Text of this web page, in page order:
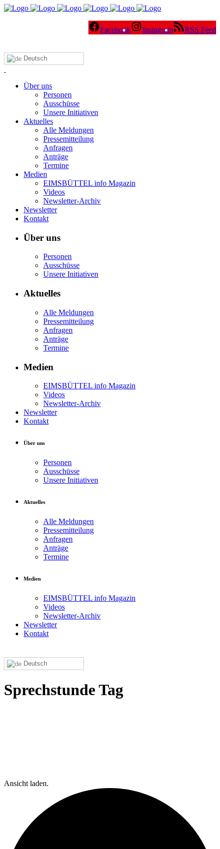
Facebook Instagram RSS Feed
Deutsch
Über uns
Personen
Ausschüsse
Unsere Initiativen
Aktuelles
Alle Meldungen
Pressemitteilung
Anfragen
Anträge
Termine
Medien
EIMSBÜTTEL info Magazin
Videos
Newsletter-Archiv
Newsletter
Kontakt
Über uns
Personen
Ausschüsse
Unsere Initiativen
Aktuelles
Alle Meldungen
Pressemitteilung
Anfragen
Anträge
Termine
Medien
EIMSBÜTTEL info Magazin
Videos
Newsletter-Archiv
Newsletter
Kontakt
Über uns
Personen
Ausschüsse
Unsere Initiativen
Aktuelles
Alle Meldungen
Pressemitteilung
Anfragen
Anträge
Termine
Medien
EIMSBÜTTEL info Magazin
Videos
Newsletter-Archiv
Newsletter
Kontakt
Deutsch
Sprechstunde Tag
Ansicht laden.